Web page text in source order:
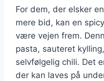
For dem, der elsker
mere bid, kan en
være vejen frem.
pasta, sauteret
selvfølgelig chili. Det
der kan laves på